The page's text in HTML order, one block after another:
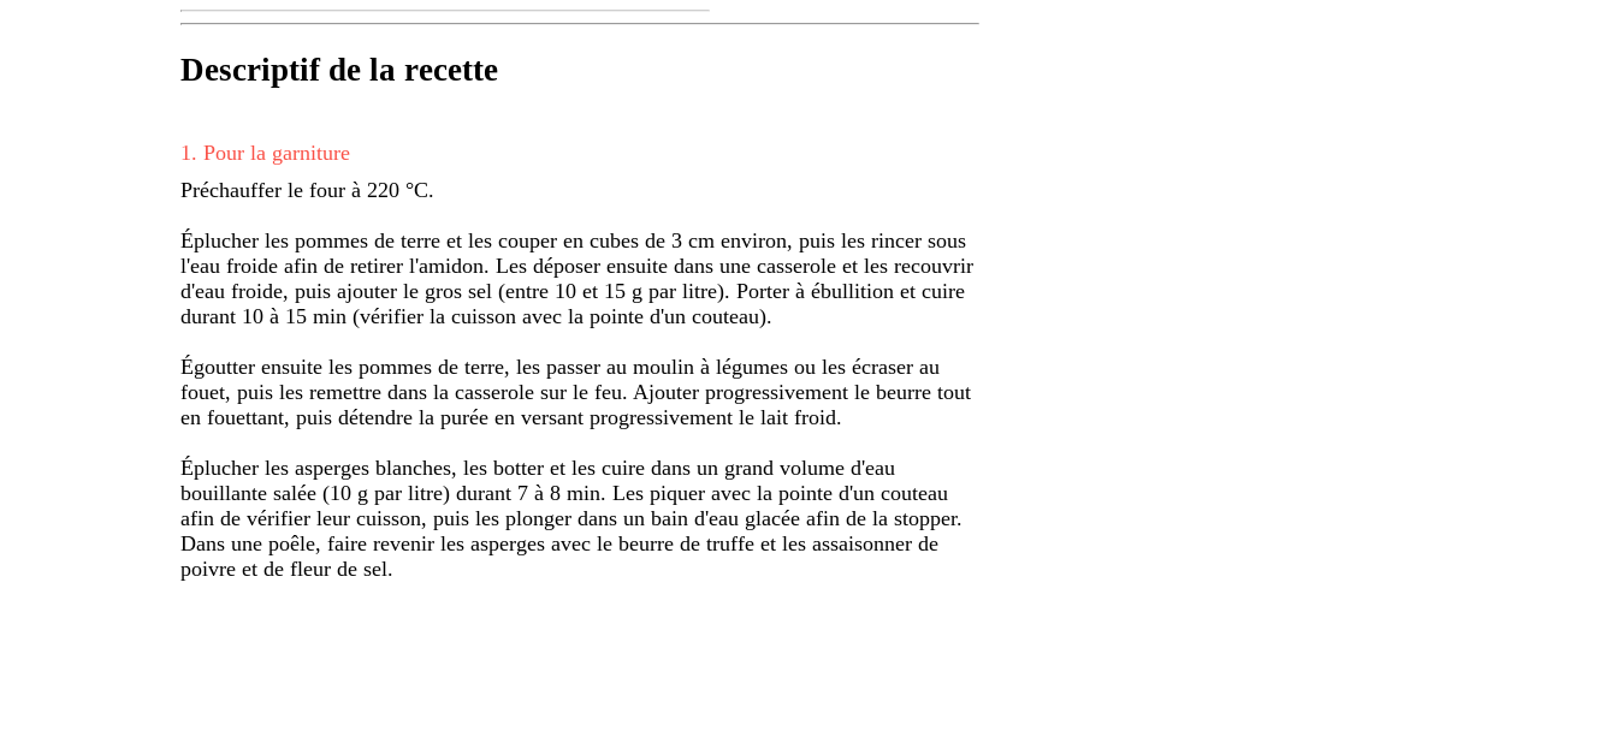
Descriptif de la recette
1 . Pour la garniture
Préchauffer le four à 220 °C.
Éplucher les pommes de terre et les couper en cubes de 3 cm environ, puis les rincer sous
l'eau froide afin de retirer l'amidon. Les déposer ensuite dans une casserole et les recouvrir
d'eau froide, puis ajouter le gros sel (entre 10 et 15 g par litre). Porter à ébullition et cuire
durant 10 à 15 min (vérifier la cuisson avec la pointe d'un couteau).
Égoutter ensuite les pommes de terre, les passer au moulin à légumes ou les écraser au
fouet, puis les remettre dans la casserole sur le feu. Ajouter progressivement le beurre tout
en fouettant, puis détendre la purée en versant progressivement le lait froid.
Éplucher les asperges blanches, les botter et les cuire dans un grand volume d'eau
bouillante salée (10 g par litre) durant 7 à 8 min. Les piquer avec la pointe d'un couteau
afin de vérifier leur cuisson, puis les plonger dans un bain d'eau glacée afin de la stopper.
Dans une poêle, faire revenir les asperges avec le beurre de truffe et les assaisonner de
poivre et de fleur de sel.